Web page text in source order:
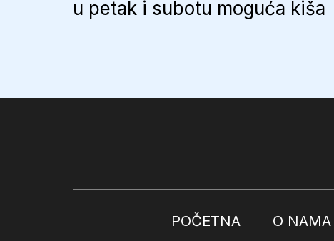
u petak i subotu moguća kiša
POČETNA O NAMA